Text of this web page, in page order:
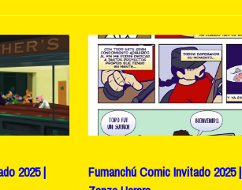
span>
2025 |
Fumanchú Comic Invitado 2025 |